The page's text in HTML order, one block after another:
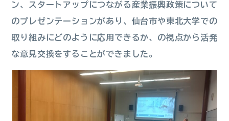
ン、スタートアップにつながる産業振興政策について
のプレゼンテーションがあり、仙台市や東北大学での
取り組みにどのように応用できるか、の視点から活発
な意見交換をすることができました。